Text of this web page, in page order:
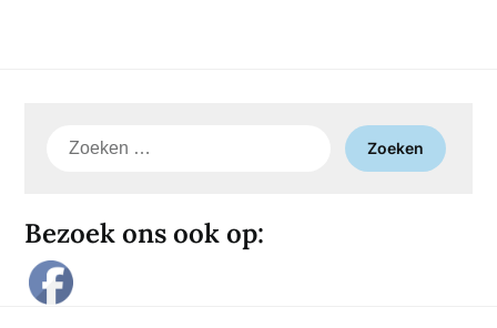
Zoeken
Bezoek ons ook op: